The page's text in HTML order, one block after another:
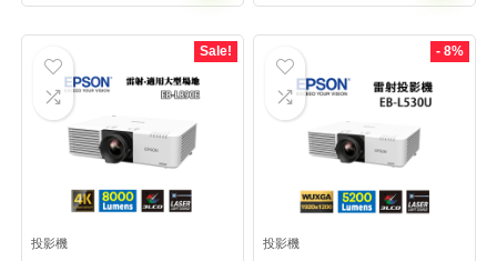
Sale!
投影機
- 8%
投影機